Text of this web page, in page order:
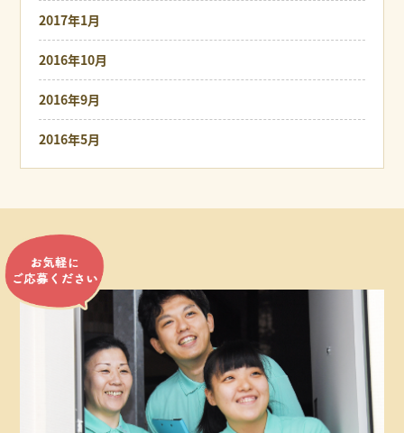
2017年1月
2016年10月
2016年9月
2016年5月